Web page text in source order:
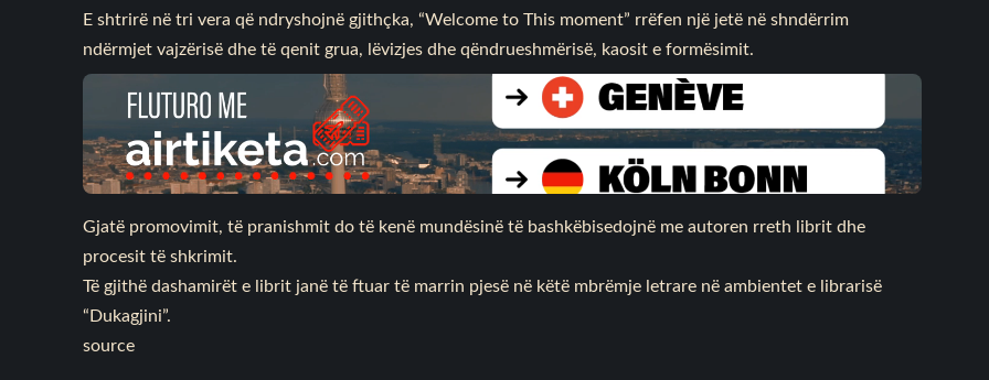
E shtrirë në tri vera që ndryshojnë gjithçka, “Welcome to This moment” rrëfen një jetë në shndërrim
ndërmjet vajzërisë dhe të qenit grua, lëvizjes dhe qëndrueshmërisë, kaosit e formësimit.
Gjatë promovimit, të pranishmit do të kenë mundësinë të bashkëbisedojnë me autoren rreth librit dhe
procesit të shkrimit.
Të gjithë dashamirët e librit janë të ftuar të marrin pjesë në këtë mbrëmje letrare në ambientet e librarisë
“Dukagjini”.
source